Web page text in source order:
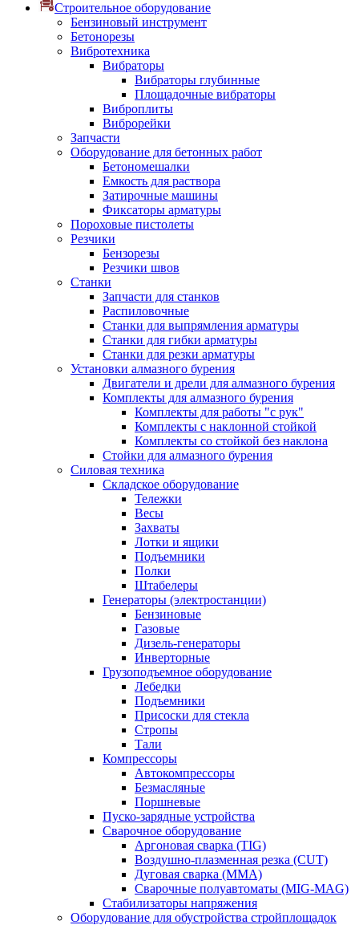
Строительное оборудование
Бензиновый инструмент
Бетонорезы
Вибротехника
Вибраторы
Вибраторы глубинные
Площадочные вибраторы
Виброплиты
Виброрейки
Запчасти
Оборудование для бетонных работ
Бетономешалки
Емкость для раствора
Затирочные машины
Фиксаторы арматуры
Пороховые пистолеты
Резчики
Бензорезы
Резчики швов
Станки
Запчасти для станков
Распиловочные
Станки для выпрямления арматуры
Станки для гибки арматуры
Станки для резки арматуры
Установки алмазного бурения
Двигатели и дрели для алмазного бурения
Комплекты для алмазного бурения
Комплекты для работы "с рук"
Комплекты с наклонной стойкой
Комплекты со стойкой без наклона
Стойки для алмазного бурения
Силовая техника
Складское оборудование
Тележки
Весы
Захваты
Лотки и ящики
Подъемники
Полки
Штабелеры
Генераторы (электростанции)
Бензиновые
Газовые
Дизель-генераторы
Инверторные
Грузоподъемное оборудование
Лебедки
Подъемники
Присоски для стекла
Стропы
Тали
Компрессоры
Автокомпрессоры
Безмасляные
Поршневые
Пуско-зарядные устройства
Сварочное оборудование
Аргоновая сварка (TIG)
Воздушно-плазменная резка (CUT)
Дуговая сварка (ММА)
Сварочные полуавтоматы (MIG-MAG)
Стабилизаторы напряжения
Оборудование для обустройства стройплощадок